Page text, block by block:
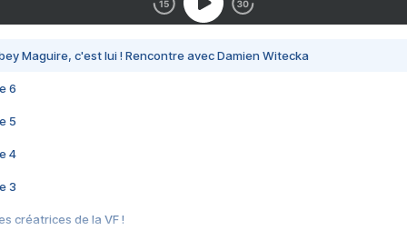
Maguire, c'est lui ! Rencontre avec Damien Witecka
6
5
4
3
créatrices de la VF !